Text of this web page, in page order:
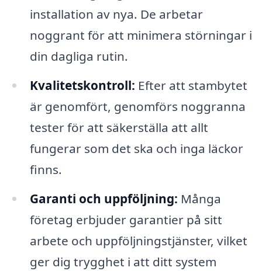
installation av nya. De arbetar
noggrant för att minimera störningar i
din dagliga rutin.
Kvalitetskontroll: Efter att stambytet
är genomfört, genomförs noggranna
tester för att säkerställa att allt
fungerar som det ska och inga läckor
finns.
Garanti och uppföljning: Många
företag erbjuder garantier på sitt
arbete och uppföljningstjänster, vilket
ger dig trygghet i att ditt system